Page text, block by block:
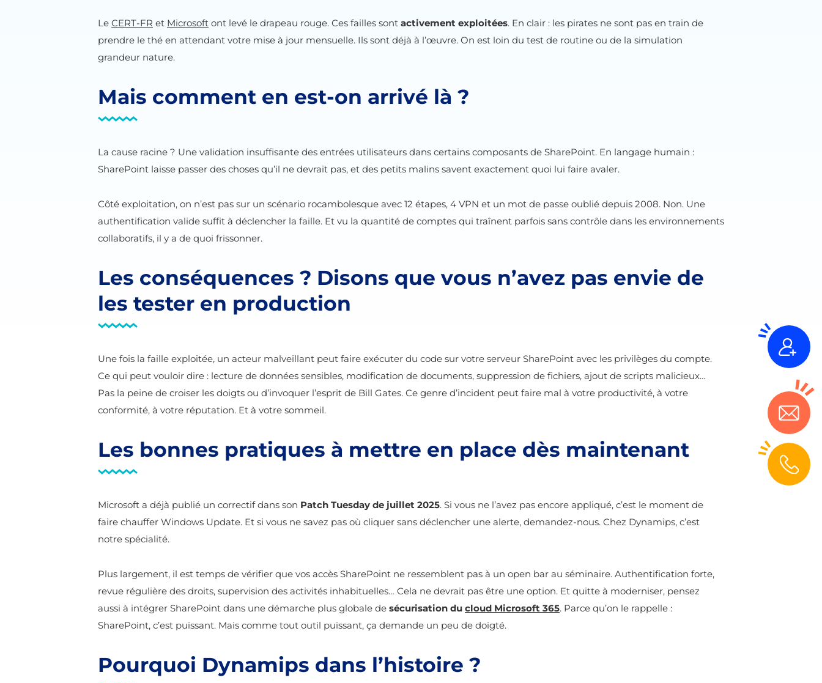
Le CERT-FR et Microsoft ont levé le drapeau rouge. Ces failles sont activement exploitées. En clair : les pirates ne sont pas en train de
prendre le thé en attendant votre mise à jour mensuelle. Ils sont déjà à l’œuvre. On est loin du test de routine ou de la simulation
grandeur nature.
Mais comment en est-on arrivé là ?
La cause racine ? Une validation insuffisante des entrées utilisateurs dans certains composants de SharePoint. En langage humain :
SharePoint laisse passer des choses qu’il ne devrait pas, et des petits malins savent exactement quoi lui faire avaler.
Côté exploitation, on n’est pas sur un scénario rocambolesque avec 12 étapes, 4 VPN et un mot de passe oublié depuis 2008. Non. Une
authentification valide suffit à déclencher la faille. Et vu la quantité de comptes qui traînent parfois sans contrôle dans les environnements
collaboratifs, il y a de quoi frissonner.
Les conséquences ? Disons que vous n’avez pas envie de
les tester en production
Une fois la faille exploitée, un acteur malveillant peut faire exécuter du code sur votre serveur SharePoint avec les privilèges du compte.
Ce qui peut vouloir dire : lecture de données sensibles, modification de documents, suppression de fichiers, ajout de scripts malicieux…
Pas la peine de croiser les doigts ou d’invoquer l’esprit de Bill Gates. Ce genre d’incident peut faire mal à votre productivité, à votre
conformité, à votre réputation. Et à votre sommeil.
Les bonnes pratiques à mettre en place dès maintenant
Microsoft a déjà publié un correctif dans son Patch Tuesday de juillet 2025. Si vous ne l’avez pas encore appliqué, c’est le moment de
faire chauffer Windows Update. Et si vous ne savez pas où cliquer sans déclencher une alerte, demandez-nous. Chez Dynamips, c’est
notre spécialité.
Plus largement, il est temps de vérifier que vos accès SharePoint ne ressemblent pas à un open bar au séminaire. Authentification forte,
revue régulière des droits, supervision des activités inhabituelles… Cela ne devrait pas être une option. Et quitte à moderniser, pensez
aussi à intégrer SharePoint dans une démarche plus globale de sécurisation du cloud Microsoft 365. Parce qu’on le rappelle :
SharePoint, c’est puissant. Mais comme tout outil puissant, ça demande un peu de doigté.
Pourquoi Dynamips dans l’histoire ?